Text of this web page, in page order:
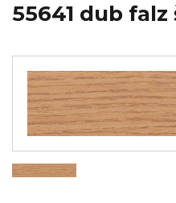
55641 dub falz